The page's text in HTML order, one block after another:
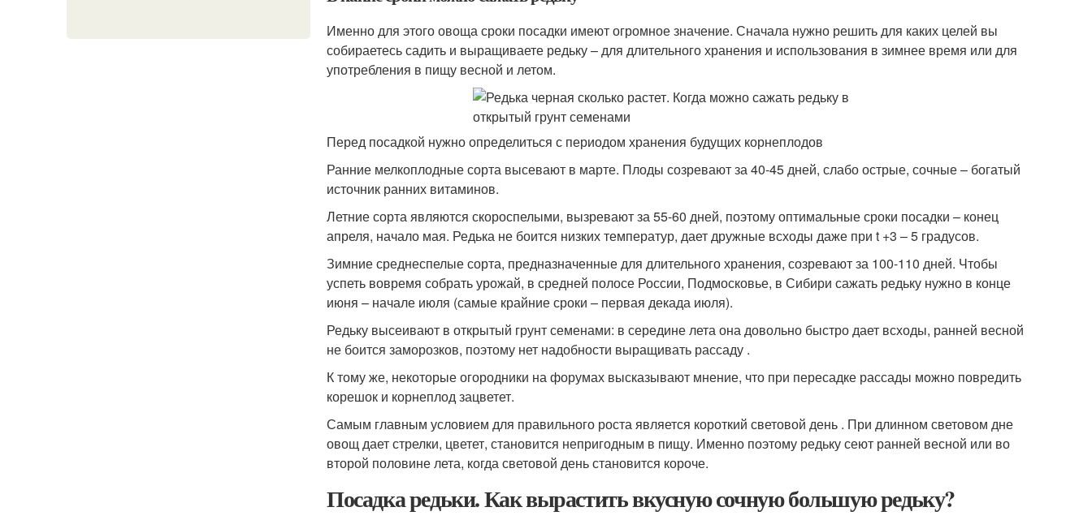
Именно для этого овоща сроки посадки имеют огромное значение. Сначала нужно решить для каких целей вы
собираетесь садить и выращиваете редьку – для длительного хранения и использования в зимнее время или для
употребления в пищу весной и летом.
Перед посадкой нужно определиться с периодом хранения будущих корнеплодов
Ранние мелкоплодные сорта высевают в марте. Плоды созревают за 40-45 дней, слабо острые, сочные – богатый
источник ранних витаминов.
Летние сорта являются скороспелыми, вызревают за 55-60 дней, поэтому оптимальные сроки посадки – конец
апреля, начало мая. Редька не боится низких температур, дает дружные всходы даже при t +3 – 5 градусов.
Зимние среднеспелые сорта, предназначенные для длительного хранения, созревают за 100-110 дней. Чтобы
успеть вовремя собрать урожай, в средней полосе России, Подмосковье, в Сибири сажать редьку нужно в конце
июня – начале июля (самые крайние сроки – первая декада июля).
Редьку высеивают в открытый грунт семенами: в середине лета она довольно быстро дает всходы, ранней весной
не боится заморозков, поэтому нет надобности выращивать рассаду .
К тому же, некоторые огородники на форумах высказывают мнение, что при пересадке рассады можно повредить
корешок и корнеплод зацветет.
Самым главным условием для правильного роста является короткий световой день . При длинном световом дне
овощ дает стрелки, цветет, становится непригодным в пищу. Именно поэтому редьку сеют ранней весной или во
второй половине лета, когда световой день становится короче.
Посадка редьки. Как вырастить вкусную сочную большую редьку?